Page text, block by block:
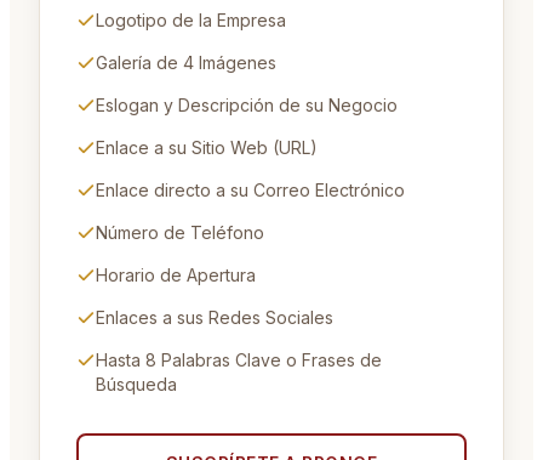
Logotipo de la Empresa
Galería de 4 Imágenes
Eslogan y Descripción de su Negocio
Enlace a su Sitio Web (URL)
Enlace directo a su Correo Electrónico
Número de Teléfono
Horario de Apertura
Enlaces a sus Redes Sociales
Hasta 8 Palabras Clave o Frases de
Búsqueda